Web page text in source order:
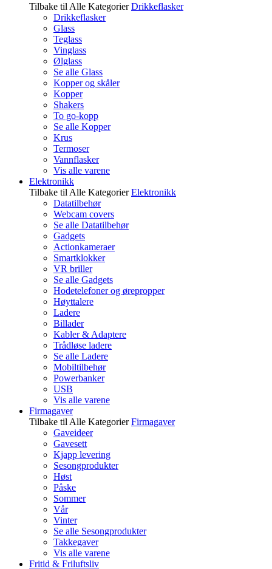
Tilbake til Alle Kategorier Drikkeflasker
Drikkeflasker
Glass
Teglass
Vinglass
Ølglass
Se alle Glass
Kopper og skåler
Kopper
Shakers
To go-kopp
Se alle Kopper
Krus
Termoser
Vannflasker
Vis alle varene
Elektronikk
Tilbake til Alle Kategorier Elektronikk
Datatilbehør
Webcam covers
Se alle Datatilbehør
Gadgets
Actionkameraer
Smartklokker
VR briller
Se alle Gadgets
Hodetelefoner og ørepropper
Høyttalere
Ladere
Billader
Kabler & Adaptere
Trådløse ladere
Se alle Ladere
Mobiltilbehør
Powerbanker
USB
Vis alle varene
Firmagaver
Tilbake til Alle Kategorier Firmagaver
Gaveideer
Gavesett
Kjapp levering
Sesongprodukter
Høst
Påske
Sommer
Vår
Vinter
Se alle Sesongprodukter
Takkegaver
Vis alle varene
Fritid & Friluftsliv